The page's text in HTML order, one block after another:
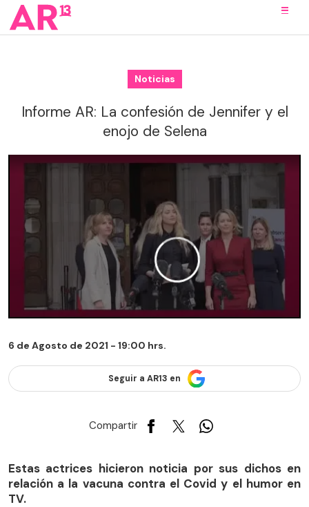
Noticias
Informe AR: La confesión de Jennifer y el
enojo de Selena
6 de Agosto de 2021 - 19:00 hrs.
Seguir a AR13 en
Compartir
Estas actrices hicieron noticia por sus dichos en
relación a la vacuna contra el Covid y el humor en
TV.